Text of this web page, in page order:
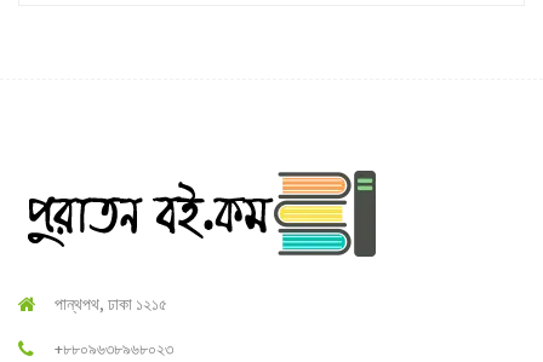
পান্থপথ, ঢাকা ১২১৫
+৮৮০৯৬৩৮৯৬৮০২৩